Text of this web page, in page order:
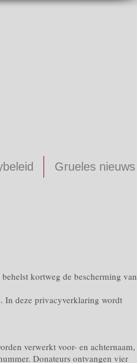
kortweg de bescherming van
In deze privacyverklaring wordt
verwerkt voor- en achternaam,
Donateurs ontvangen vier
Grueles nieuws